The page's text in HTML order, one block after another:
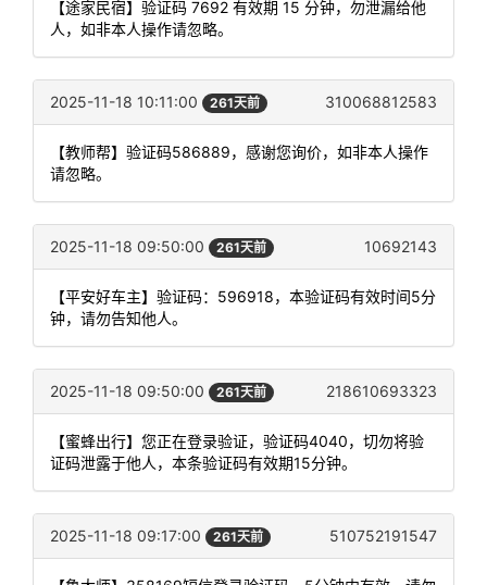
【途家民宿】验证码 7692 有效期 15 分钟，勿泄漏给他
人，如非本人操作请忽略。
2025-11-18 10:11:00 261天前 310068812583
【教师帮】验证码586889，感谢您询价，如非本人操作
请忽略。
2025-11-18 09:50:00 261天前 10692143
【平安好车主】验证码：596918，本验证码有效时间5分
钟，请勿告知他人。
2025-11-18 09:50:00 261天前 218610693323
【蜜蜂出行】您正在登录验证，验证码4040，切勿将验
证码泄露于他人，本条验证码有效期15分钟。
2025-11-18 09:17:00 261天前 510752191547